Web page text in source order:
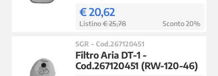
€ 20,62
Listino€ 25,78 Sconto 20%
SGR - Cod.267120451
Filtro Aria DT-1 -
Cod.267120451 (RW-120-46)